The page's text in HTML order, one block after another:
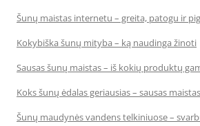
Šunų maistas internetu – greita, patogu ir
Kokybiška šunų mityba – ką naudinga žinoti
Sausas šunų maistas – iš kokių produktų
Koks šunų ėdalas geriausias – sausas maistas
Šunų maudynės vandens telkiniuose –